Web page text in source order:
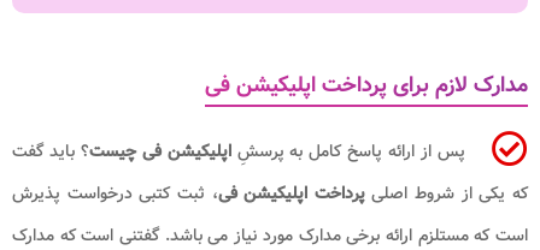
مدارک لازم برای پرداخت اپلیکیشن فی
پس از ارائه پاسخ کامل به پرسشِاپلیکیشن فی چیست؟ باید گفت
که یکی از شروط اصلیپرداخت اپلیکیشن فی، ثبت کتبی درخواست پذیرش
است که مستلزم ارائه برخی مدارک مورد نیاز می باشد. گفتنی است که مدارک